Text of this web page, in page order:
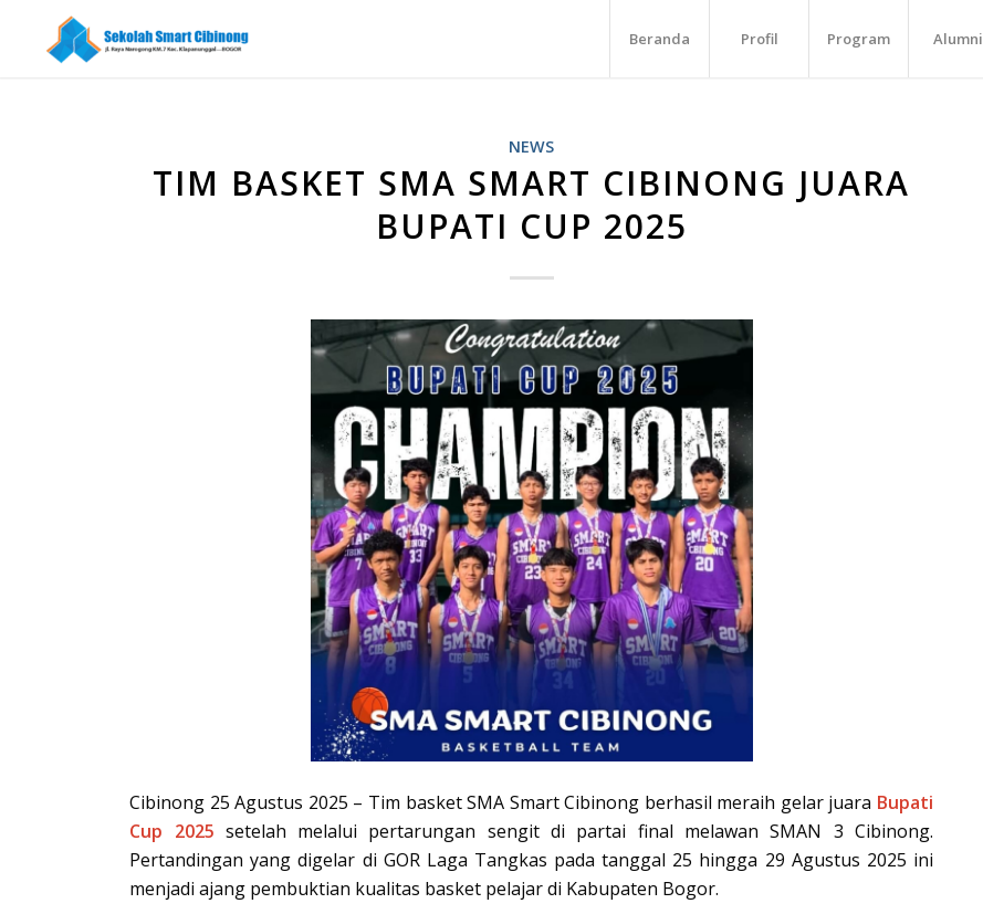
Beranda Profil Program Alumni
NEWS
TIM BASKET SMA SMART CIBINONG JUARA
BUPATI CUP 2025
Cibinong 25 Agustus 2025 – Tim basket SMA Smart Cibinong berhasil meraih gelar juara Bupati
Cup 2025 setelah melalui pertarungan sengit di partai final melawan SMAN 3 Cibinong.
Pertandingan yang digelar di GOR Laga Tangkas pada tanggal 25 hingga 29 Agustus 2025 ini
menjadi ajang pembuktian kualitas basket pelajar di Kabupaten Bogor.